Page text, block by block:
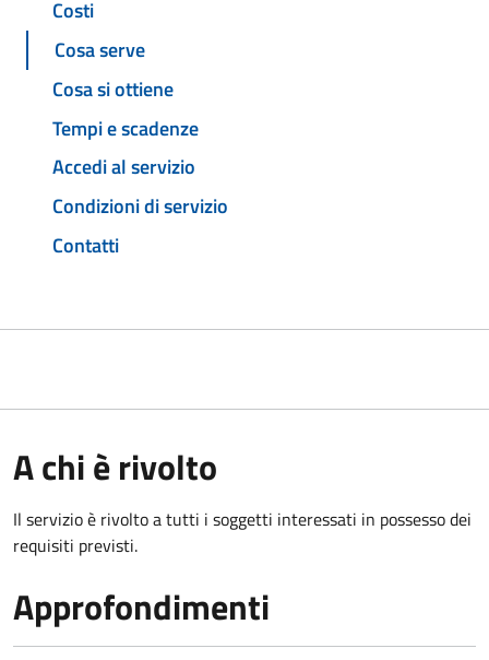
Costi
Cosa serve
Cosa si ottiene
Tempi e scadenze
Accedi al servizio
Condizioni di servizio
Contatti
A chi è rivolto
Il servizio è rivolto a tutti i soggetti interessati in possesso dei
requisiti previsti.
Approfondimenti